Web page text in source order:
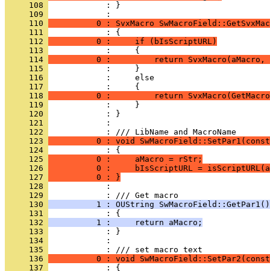
     108
            : }
     109
     110
0 : SvxMacro
     111
     112
          0 :     if (bIsScriptURL)
     113
     114
0 :         return SvxMacro(aMacro,
     115
     116
     117
     118
0 :         return
     119
     120
     121
            :
     122
     123
0 : void
     124
     125
          0 :     aMacro = rStr;
     126
0 :     bIsScriptURL =
     127
          0 : }
     128
            :
     129
     130
1 : OUString
     131
     132
          1 :     return aMacro;
     133
     134
            :
     135
     136
0 : void
     137